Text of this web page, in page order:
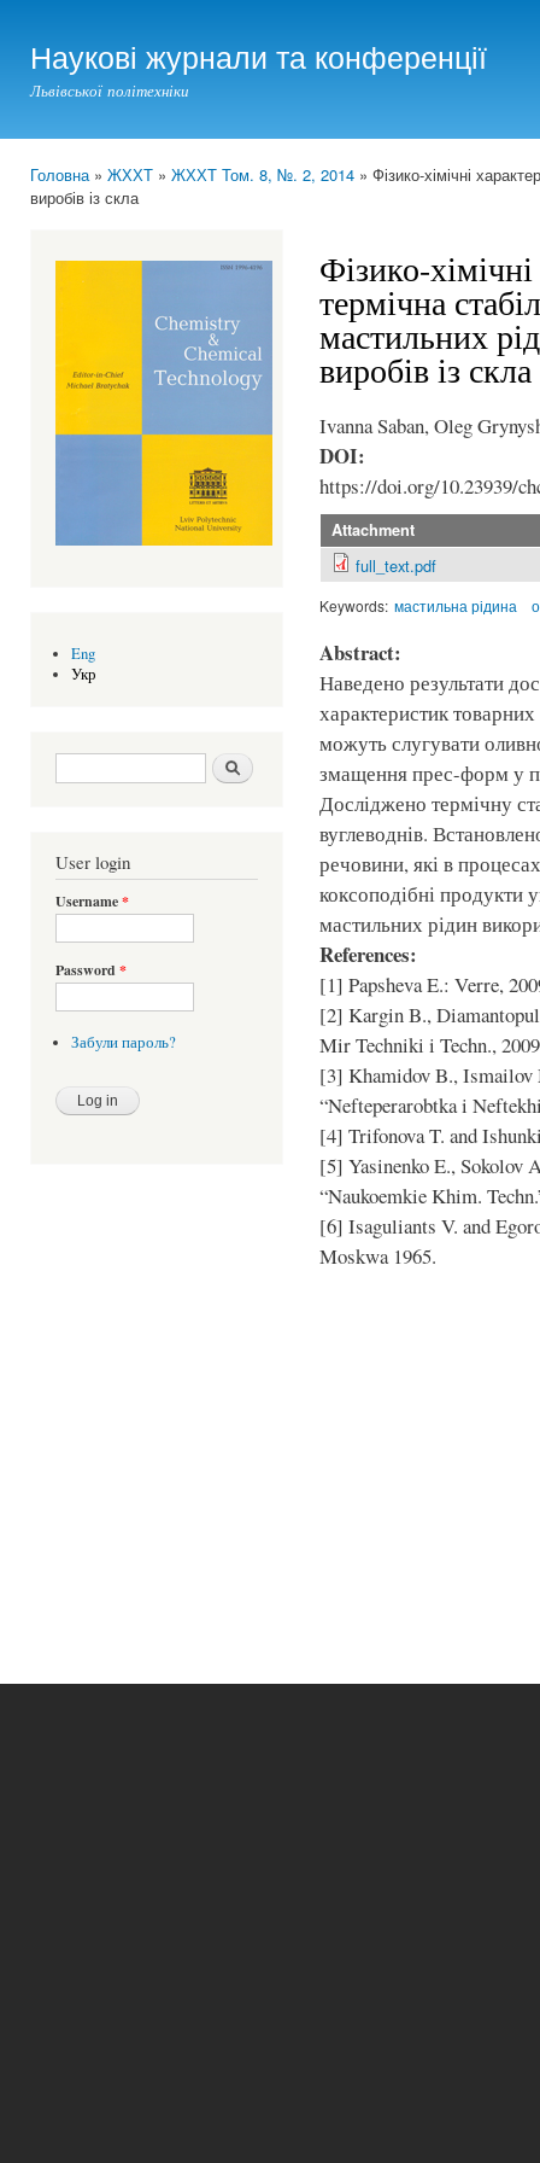
Наукові журнали та конференції
Львівської політехніки
You are here
Головна» ЖХХТ » ЖХХТ Том. 8, №. 2, 2014 » Фізико-хімічні
виробів із скла
Eng
Укр
Search form Шукати
User login
Username*
Password *
Забули пароль?
Фізико-
термічна
мастильних
виробів із скла
Ivanna Saban, Oleg
DOI:
https://doi.org/10.23939/
Attachment
full_text.pdf
Keywords: мастильна рідина
Abstract:
Наведено результати
характеристик
можуть слугувати
змащення прес-форм у
Досліджено термічну
вуглеводнів.
речовини, які в
коксоподібні
мастильних рідин
References:
[1] Papsheva E.: Verre,
[2] Kargin B.,
Mir Techniki i Techn.,
[3] Khamidov B., Ismailov
“Nefteperarobtka i
[4] Trifonova T. and
[5] Yasinenko E., Sokolov
“Naukoemkie Khim.
[6] Isaguliants V. and
Moskwa 1965.